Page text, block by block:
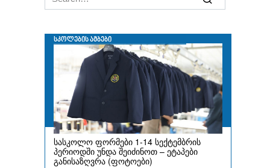
for: